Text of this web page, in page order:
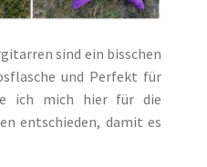
sind ein bisschen
und Perfekt für
ich mich hier für die
entschieden, damit es